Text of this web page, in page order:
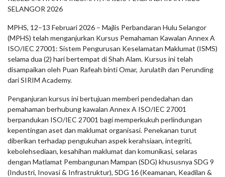
SELANGOR 2026
MPHS, 12–13 Februari 2026 – Majlis Perbandaran Hulu Selangor
(MPHS) telah menganjurkan Kursus Pemahaman Kawalan Annex A
ISO/IEC 27001: Sistem Pengurusan Keselamatan Maklumat (ISMS)
selama dua (2) hari bertempat di Shah Alam. Kursus ini telah
disampaikan oleh Puan Rafeah binti Omar, Jurulatih dan Perunding
dari SIRIM Academy.
Penganjuran kursus ini bertujuan memberi pendedahan dan
pemahaman berhubung kawalan Annex A ISO/IEC 27001
berpandukan ISO/IEC 27001 bagi memperkukuh perlindungan
kepentingan aset dan maklumat organisasi. Penekanan turut
diberikan terhadap pengukuhan aspek kerahsiaan, integriti,
kebolehsediaan, kesahihan maklumat dan komunikasi, selaras
dengan Matlamat Pembangunan Mampan (SDG) khususnya SDG 9
(Industri, Inovasi & Infrastruktur), SDG 16 (Keamanan, Keadilan &